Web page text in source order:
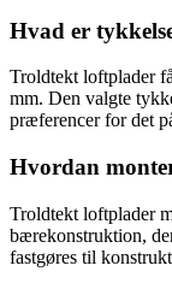
Hvad er
Troldtekt loftplader
mm. Den valgte
præferencer for det
Hvordan
Troldtekt loftplader
bærekonstruktion,
fastgøres til